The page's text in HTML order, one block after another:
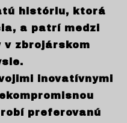
históriu, ktorá
a patrí medzi
v zbrojárskom
inovatívnymi
preferovanú